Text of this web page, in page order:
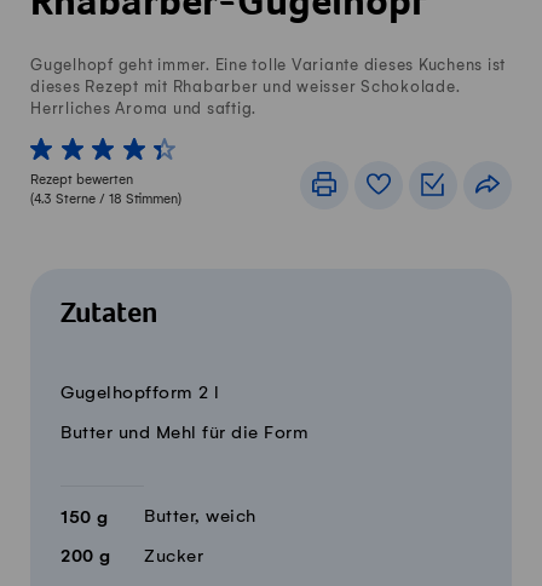
Gugelhopf geht immer. Eine tolle Variante dieses Kuchens ist
dieses Rezept mit Rhabarber und weisser Schokolade.
Herrliches Aroma und saftig.
1 von 5 Sterne
2 von 5 Sterne
3 von 5 Sterne
4 von 5 Sterne
5 von 5 Sterne
Rezept bewerten
(4.3 Sterne / 18 Stimmen)
DruckenRezeptbuch
Zutaten
8 Stück
MengeZutaten
Gugelhopfform 2 l
Butter und Mehl für die Form
150 g Butter, weich
200 g Zucker